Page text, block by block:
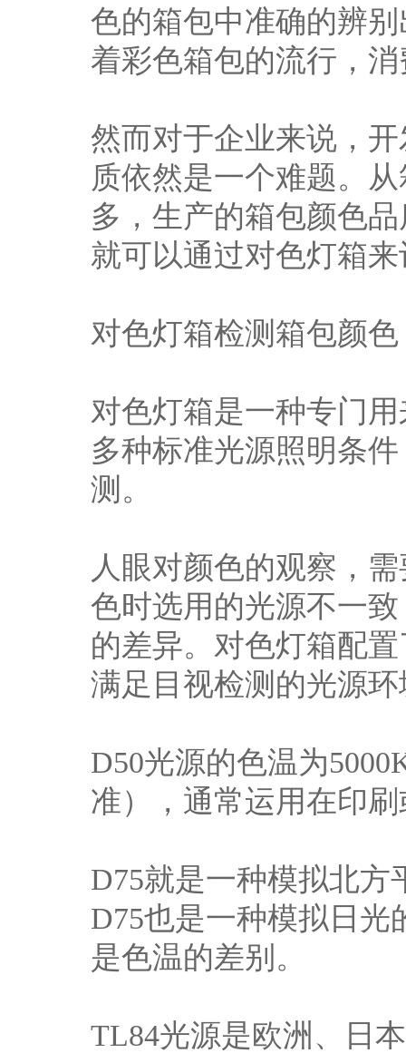
色的箱包中准确的辨
着彩色箱包的流行，
然而对于企业来说，
质依然是一个难题。
多，生产的箱包颜色
就可以通过对色灯箱
对色灯箱检测箱包颜色
对色灯箱是一种专门
多种标准光源照明条
测。
人眼对颜色的观察，
色时选用的光源不一
的差异。对色灯箱配
满足目视检测的光源
D50光源的色温为
准），通常运用在印
D75就是一种模拟北方
D75也是一种模拟日光
是色温的差别。
TL84光源是欧洲、日